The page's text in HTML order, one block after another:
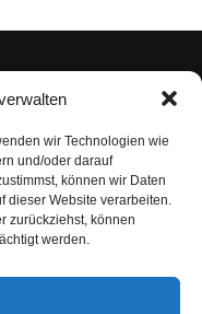
wir Technologien wie
und/oder darauf
können wir Daten
dieser Website verarbeiten.
zurückziehst, können
werden.